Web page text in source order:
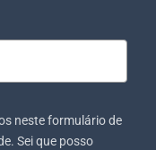
neste formulário de
Sei que posso